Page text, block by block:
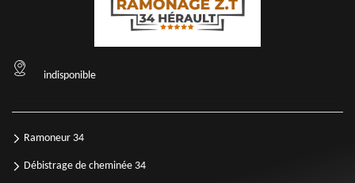
indisponible
Ramoneur 34
Débistrage de cheminée 34